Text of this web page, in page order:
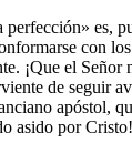
perfección» es,
con
¡Que el Señor
de seguir
apóstol,
asido por